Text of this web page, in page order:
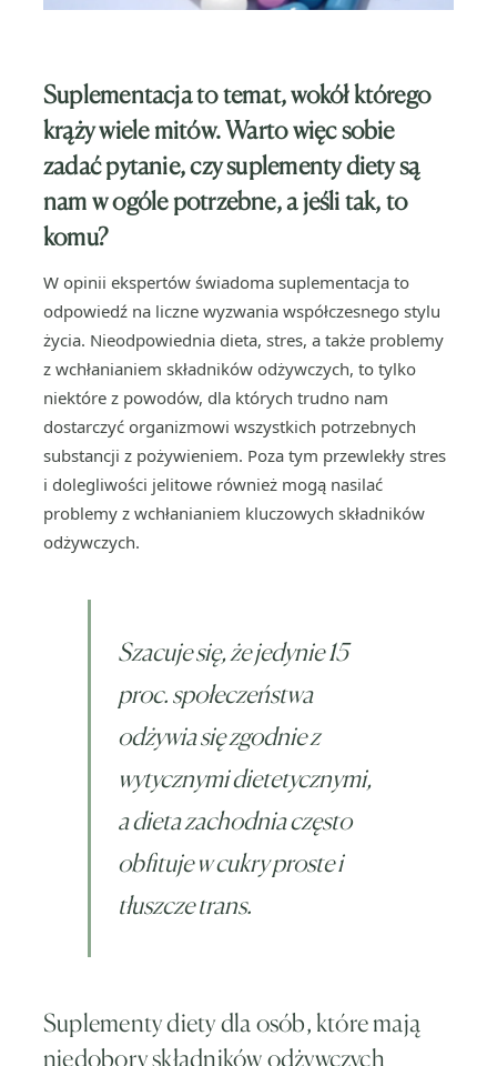
Suplementacja to temat, wokół którego
krąży wiele mitów. Warto więc sobie
zadać pytanie, czy suplementy diety są
nam w ogóle potrzebne, a jeśli tak, to
komu?
W opinii ekspertów świadoma suplementacja to
odpowiedź na liczne wyzwania współczesnego stylu
życia. Nieodpowiednia dieta, stres, a także problemy
z wchłanianiem składników odżywczych, to tylko
niektóre z powodów, dla których trudno nam
dostarczyć organizmowi wszystkich potrzebnych
substancji z pożywieniem. Poza tym przewlekły stres
i dolegliwości jelitowe również mogą nasilać
problemy z wchłanianiem kluczowych składników
odżywczych.
Szacuje się, że jedynie 15
proc. społeczeństwa
odżywia się zgodnie z
wytycznymi dietetycznymi,
a dieta zachodnia często
obfituje w cukry proste i
tłuszcze trans.
Suplementy diety dla osób, które mają
niedobory składników odżywczych